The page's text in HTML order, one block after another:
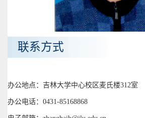
联系方式
办公地点：吉林大学中心校区麦氏楼312室
办公电话：0431-85168868